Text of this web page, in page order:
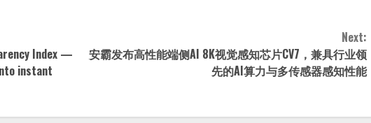
Index —
instant
Next:
安霸发布高性能端侧AI 8K视觉感知芯片CV7，兼具行业领
先的AI算力与多传感器感知性能